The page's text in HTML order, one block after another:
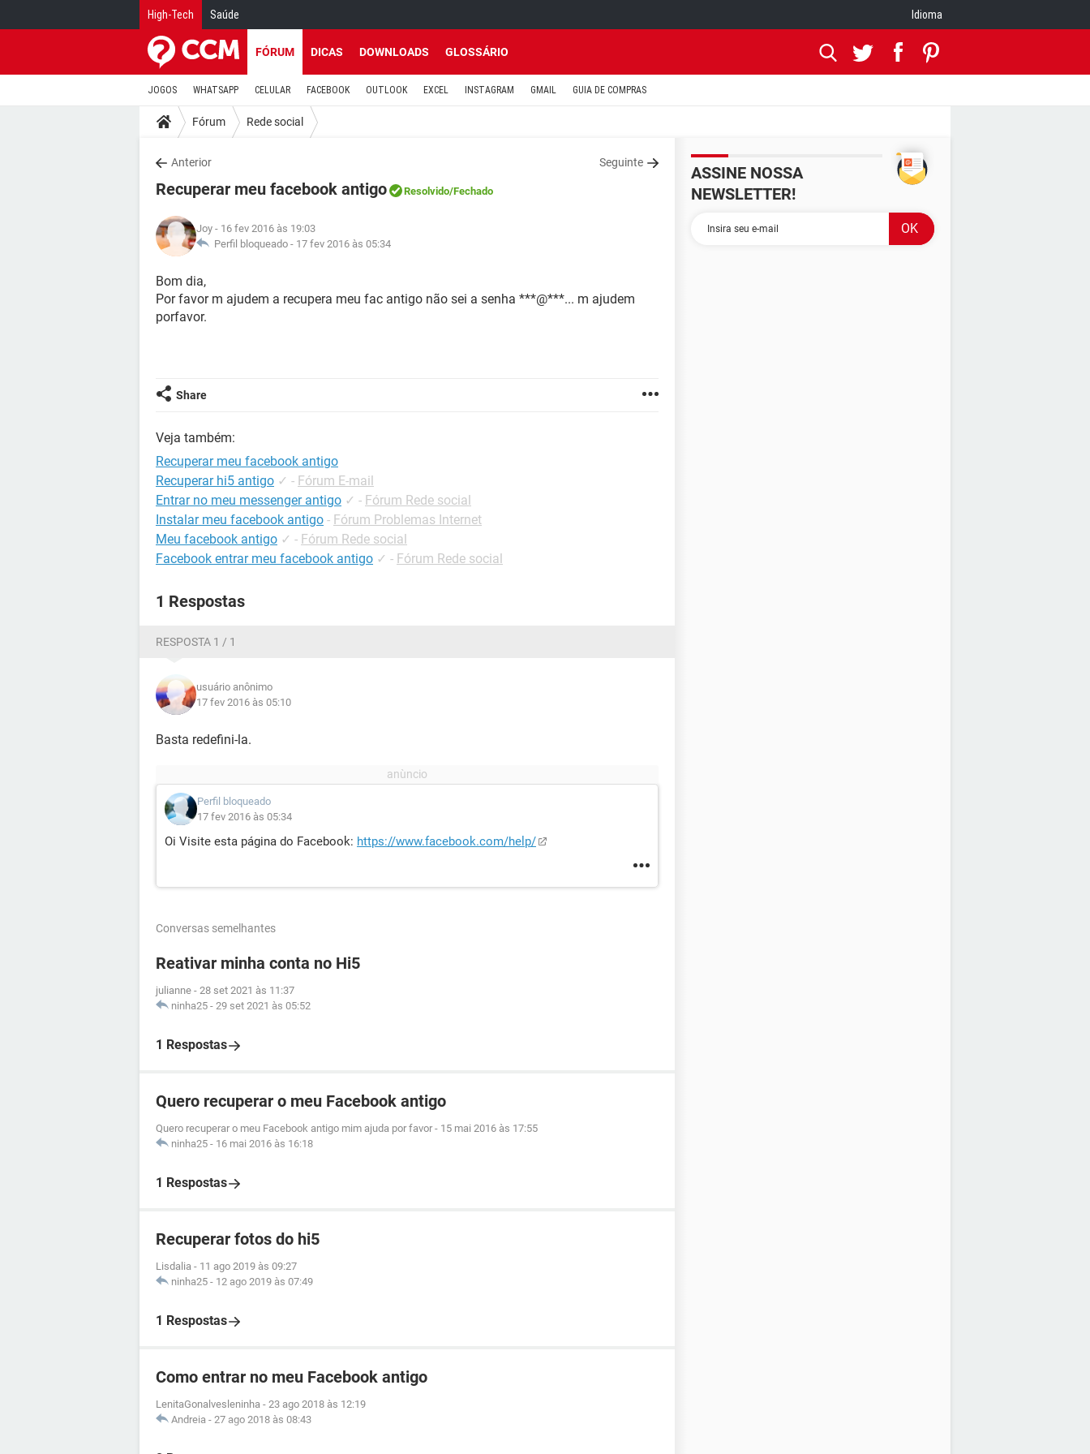
High-Tech Saúde Idioma
FÓRUM DICAS DOWNLOADS GLOSSÁRIO
JOGOS WHATSAPP CELULAR FACEBOOK OUTLOOK EXCEL INSTAGRAM GMAIL GUIA DE COMPRAS
Fórum Rede social
Anterior Seguinte
Recuperar meu facebook antigo Resolvido/Fechado
Joy - 16 fev 2016 às 19:03
Perfil bloqueado - 17 fev 2016 às 05:34
Bom dia,
Por favor m ajudem a recupera meu fac antigo não sei a senha ***@***... m ajudem
porfavor.
Share
Veja também:
Recuperar meu facebook antigo
Recuperar hi5 antigo ✓ - Fórum E-mail
Entrar no meu messenger antigo ✓ - Fórum Rede social
Instalar meu facebook antigo - Fórum Problemas Internet
Meu facebook antigo ✓ - Fórum Rede social
Facebook entrar meu facebook antigo ✓ - Fórum Rede social
1 Respostas
RESPOSTA 1 / 1
usuário anônimo
17 fev 2016 às 05:10
Basta redefini-la.
Perfil bloqueado
17 fev 2016 às 05:34
Oi Visite esta página do Facebook: https://www.facebook.com/help/
Conversas semelhantes
Reativar minha conta no Hi5
julianne - 28 set 2021 às 11:37
ninha25 - 29 set 2021 às 05:52
1 Respostas
Quero recuperar o meu Facebook antigo
Quero recuperar o meu Facebook antigo mim ajuda por favor - 15 mai 2016 às 17:55
ninha25 - 16 mai 2016 às 16:18
1 Respostas
Recuperar fotos do hi5
Lisdalia - 11 ago 2019 às 09:27
ninha25 - 12 ago 2019 às 07:49
1 Respostas
Como entrar no meu Facebook antigo
LenitaGonalvesleninha - 23 ago 2018 às 12:19
Andreia - 27 ago 2018 às 08:43
ASSINE NOSSA
NEWSLETTER!